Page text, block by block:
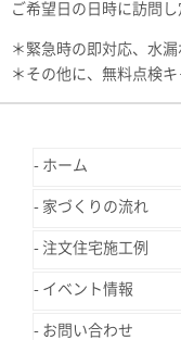
ご希望日の日時に訪問し
＊緊急時の即対応、水
＊その他に、無料点検
ホーム
家づくりの流れ
注文住宅施工例
イベント情報
お問い合わせ